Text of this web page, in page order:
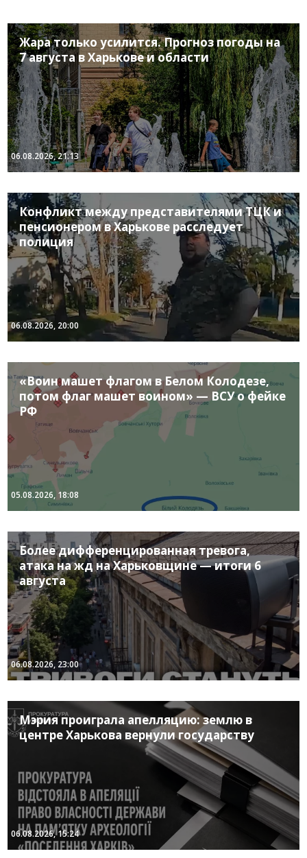
Жара только усилится. Прогноз погоды на
7 августа в Харькове и области
06.08.2026, 21:13
Конфликт между представителями ТЦК и
пенсионером в Харькове расследует
полиция
06.08.2026, 20:00
«Воин машет флагом в Белом Колодезе,
потом флаг машет воином» — ВСУ о фейке
РФ
05.08.2026, 18:08
Более дифференцированная тревога,
атака на жд на Харьковщине — итоги 6
августа
06.08.2026, 23:00
Мэрия проиграла апелляцию: землю в
центре Харькова вернули государству
06.08.2026, 15:24